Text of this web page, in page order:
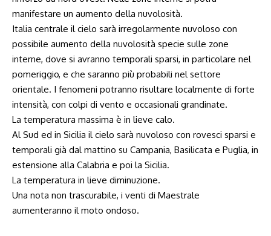
manifestare un aumento della nuvolosità.
Italia centrale il cielo sarà irregolarmente nuvoloso con
possibile aumento della nuvolosità specie sulle zone
interne, dove si avranno temporali sparsi, in particolare nel
pomeriggio, e che saranno più probabili nel settore
orientale. I fenomeni potranno risultare localmente di forte
intensità, con colpi di vento e occasionali grandinate.
La temperatura massima è in lieve calo.
Al Sud ed in Sicilia il cielo sarà nuvoloso con rovesci sparsi e
temporali già dal mattino su Campania, Basilicata e Puglia, in
estensione alla Calabria e poi la Sicilia.
La temperatura in lieve diminuzione.
Una nota non trascurabile, i venti di Maestrale
aumenteranno il moto ondoso.